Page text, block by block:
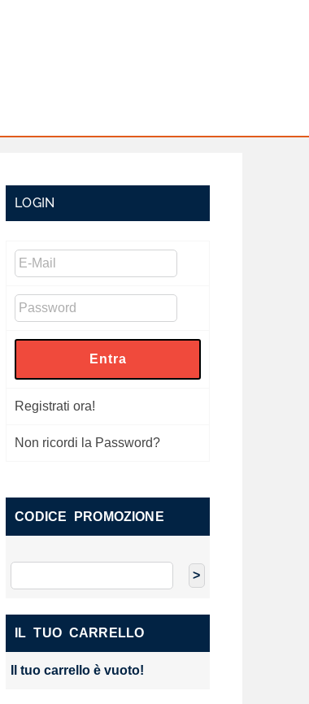
LOGIN
Registrati ora!
Non ricordi la Password?
CODICE PROMOZIONE
IL TUO CARRELLO
Il tuo carrello è vuoto!